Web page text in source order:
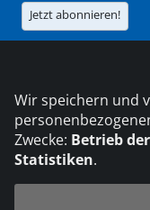
Jetzt abonnieren!
Die DVS
Wir speichern und
Zwecke: Betrieb
Statistiken.